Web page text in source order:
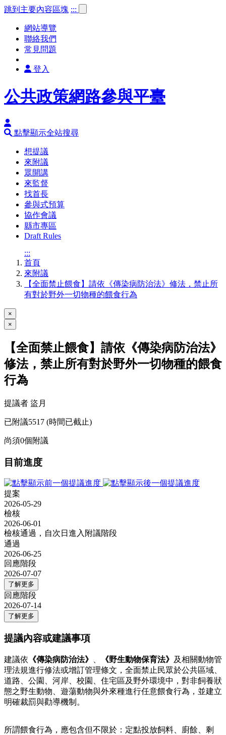
跳到主要內容區塊 :::
網站導覽
聯絡我們
常見問題
登入
公共政策網路參與平臺
點擊顯示全站搜尋
想提議
來附議
眾開講
來監督
找首長
參與式預算
協作會議
縣市專區
Draft Rules
:::
首頁
來附議
【全面禁止餵食】請依《傳染病防治法》修法，禁止所
有對於野外一切物種的餵食行為
×
×
【全面禁止餵食】請依《傳染病防治法》
修法，禁止所有對於野外一切物種的餵食
行為
提議者 盜月
已附議5517 (時間已截止)
尚須0個附議
目前進度
提案
2026-05-29
檢核
2026-06-01
檢核通過，自次日進入附議階段
通過
2026-06-25
回應階段
2026-07-07
了解更多
回應階段
2026-07-14
了解更多
提議內容或建議事項
建議依 《傳染病防治法》 《野生動物保育法》 及相關動物管
理法規進行修法或增訂管理條文，全面禁止民眾於公共區域、
道路、公園、河岸、校園、住宅區及野外環境中，對非飼養狀
態之野生動物、遊蕩動物與外來種進行任意餵食行為，並建立
明確裁罰與勸導機制。
所謂餵食行為，應包含但不限於：定點投放飼料、廚餘、剩